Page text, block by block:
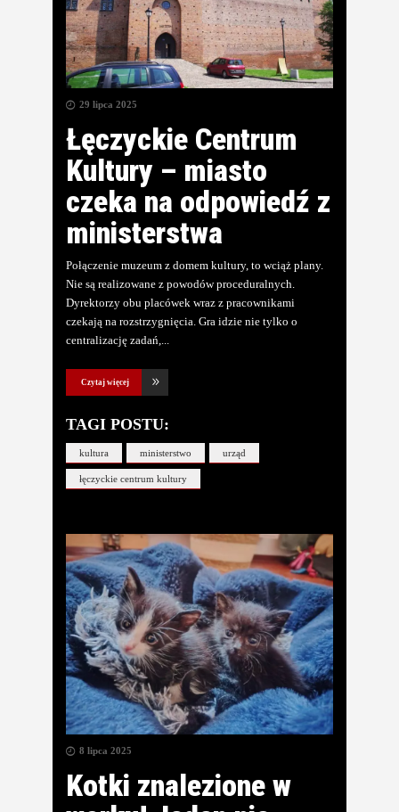
29 lipca 2025
Łęczyckie Centrum
Kultury – miasto
czeka na odpowiedź z
ministerstwa
Połączenie muzeum z domem kultury, to wciąż plany.
Nie są realizowane z powodów proceduralnych.
Dyrektorzy obu placówek wraz z pracownikami
czekają na rozstrzygnięcia. Gra idzie nie tylko o
centralizację zadań,
Czytaj więcej
TAGI POSTU:
kultura ministerstwo urząd
łęczyckie centrum kultury
8 lipca 2025
Kotki znalezione w